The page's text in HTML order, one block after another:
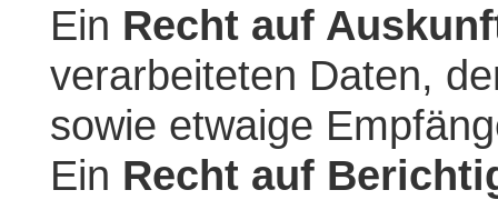
Ein Recht auf
verarbeiteten Daten,
sowie etwaige
Ein Recht auf